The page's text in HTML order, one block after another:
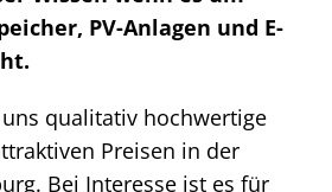
PV-Anlagen und E-
qualitativ hochwertige
Preisen in der
Bei Interesse ist es für